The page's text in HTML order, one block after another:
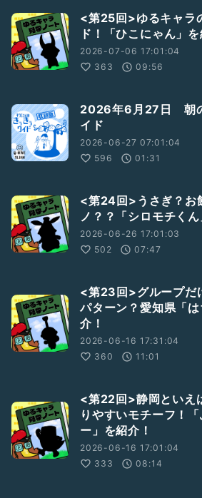
<第25回>ゆるキャラ
ド！「ひこにゃん」を
2026-07-06 17:01:04
363
09:56
2026年6月27日 朝
イド
2026-06-27 07:01:04
596
01:31
<第24回>うさぎ？お
ノ？？「シロモチくん
2026-06-26 17:01:03
502
07:47
<第23回>グループだ
パターン？愛知県「
介！
2026-06-16 17:31:04
360
11:01
<第22回>静岡といえ
りやすいモチーフ！
ー」を紹介！
2026-06-16 17:01:04
333
08:14